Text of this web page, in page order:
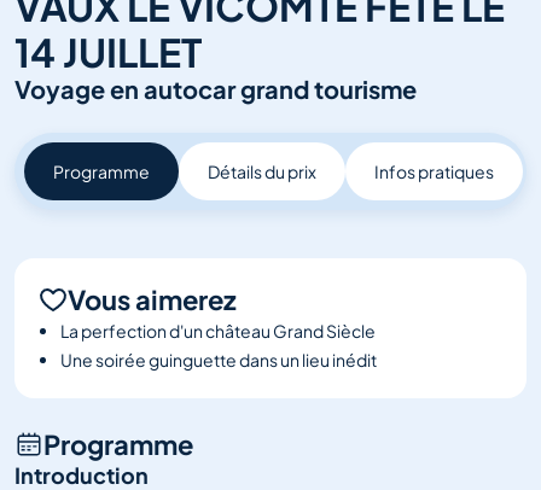
événements
Voir tout
14 JUILLET
Voyage en autocar grand tourisme
Programme Détails du prix Infos pratiques
Vous aimerez
La perfection d'un château Grand Siècle
Une soirée guinguette dans un lieu inédit
Programme
Introduction